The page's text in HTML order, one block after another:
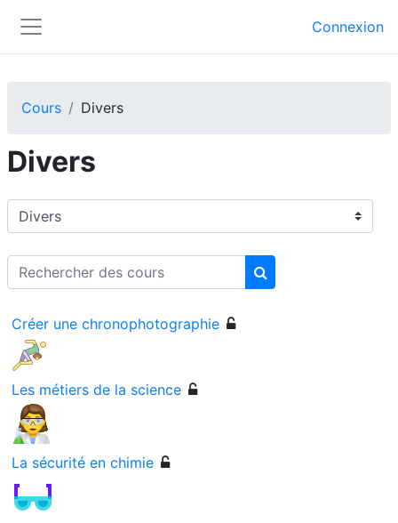
Panneau latéral
Connexion
Cours Divers
Divers
Catégories de cours
Rechercher des cours
Rechercher des
Créer une chronophotographie
Les métiers de la science
La sécurité en chimie